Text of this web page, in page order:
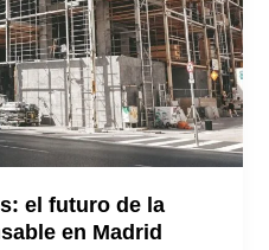
el futuro de la
en Madrid